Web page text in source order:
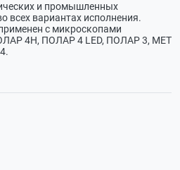
и промышленных
всех вариантах исполнения.
с микроскопами
4H, ПОЛАР 4 LED, ПОЛАР 3, МЕТ